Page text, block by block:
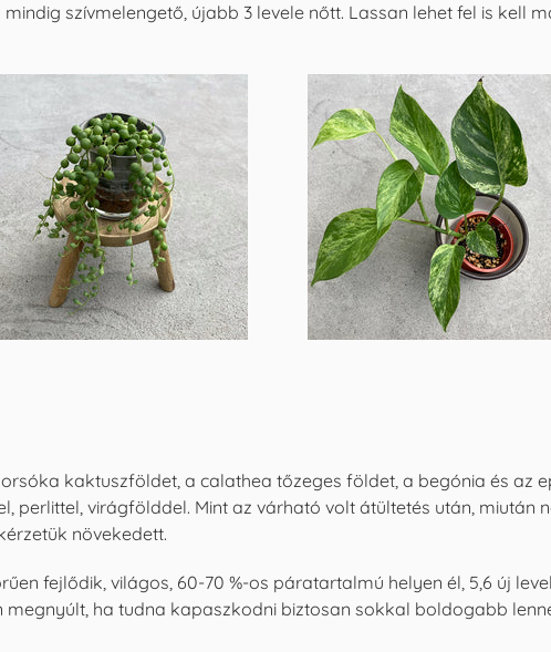
szívmelengető, újabb 3 levele nőtt. Lassan lehet fel is kell
kaktuszföldet, a calathea tőzeges földet, a begónia és az
perlittel, virágfölddel. Mint az várható volt átültetés után, miután
növekedett.
fejlődik, világos, 60-70 %-os páratartalmú helyen él, 5,6 új
megnyúlt, ha tudna kapaszkodni biztosan sokkal boldogabb